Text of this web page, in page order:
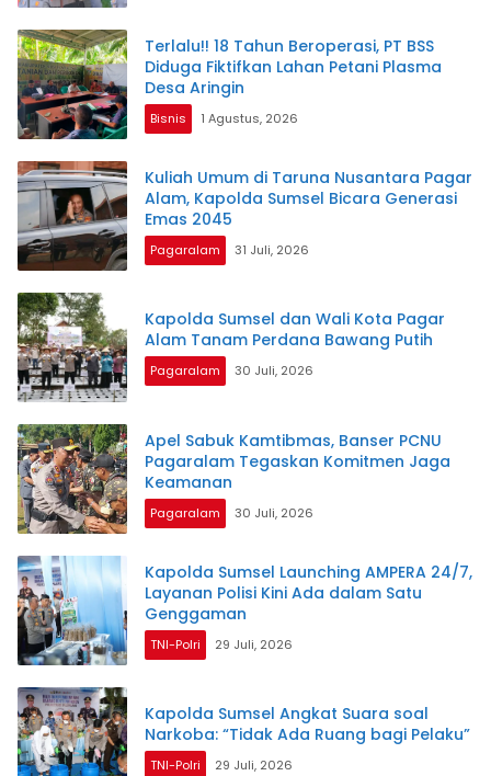
Terlalu!! 18 Tahun Beroperasi, PT BSS
Diduga Fiktifkan Lahan Petani Plasma
Desa Aringin
Bisnis 1 Agustus, 2026
Kuliah Umum di Taruna Nusantara Pagar
Alam, Kapolda Sumsel Bicara Generasi
Emas 2045
Pagaralam 31 Juli, 2026
Kapolda Sumsel dan Wali Kota Pagar
Alam Tanam Perdana Bawang Putih
Pagaralam 30 Juli, 2026
Apel Sabuk Kamtibmas, Banser PCNU
Pagaralam Tegaskan Komitmen Jaga
Keamanan
Pagaralam 30 Juli, 2026
Kapolda Sumsel Launching AMPERA 24/7,
Layanan Polisi Kini Ada dalam Satu
Genggaman
TNI-Polri 29 Juli, 2026
Kapolda Sumsel Angkat Suara soal
Narkoba: “Tidak Ada Ruang bagi Pelaku”
TNI-Polri 29 Juli, 2026